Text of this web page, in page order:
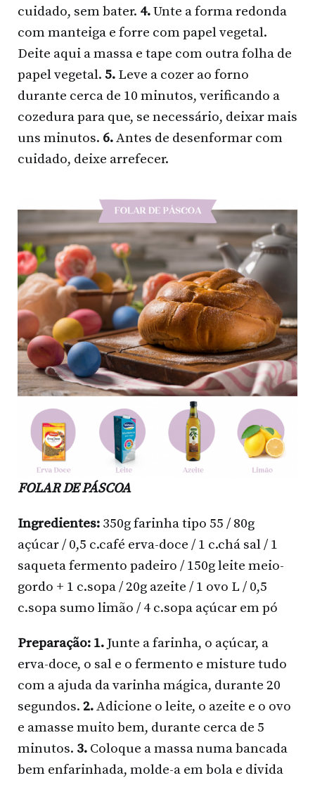
cuidado, sem bater. 4.Unte a forma redonda
com manteiga e forre com papel vegetal.
Deite aqui a massa e tape com outra folha de
papel vegetal. 5. Leve a cozer ao forno
durante cerca de 10 minutos, verificando a
cozedura para que, se necessário, deixar mais
uns minutos. 6.Antes de desenformar com
cuidado, deixe arrefecer.
FOLAR DE PÁSCOA
Ingredientes: 350g farinha tipo 55 / 80g
açúcar / 0,5 c.café erva-doce / 1 c.chá sal / 1
saqueta fermento padeiro / 150g leite meio-
gordo + 1 c.sopa / 20g azeite / 1 ovo L / 0,5
c.sopa sumo limão / 4 c.sopa açúcar em pó
Preparação: 1. Junte a farinha, o açúcar, a
erva-doce, o sal e o fermento e misture tudo
com a ajuda da varinha mágica, durante 20
segundos. 2.Adicione o leite, o azeite e o ovo
e amasse muito bem, durante cerca de 5
minutos. 3. Coloque a massa numa bancada
bem enfarinhada, molde-a em bola e divida